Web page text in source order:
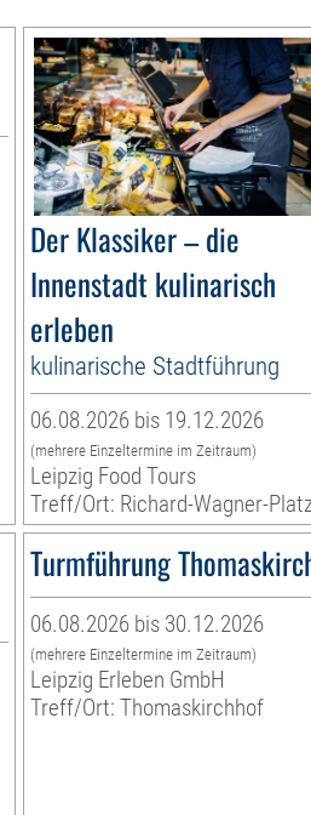
Der Klassiker – die
Innenstadt kulinarisch
erleben
kulinarische Stadtführung
06.08.2026 bis 19.12.2026
(mehrere Einzeltermine im Zeitraum)
Leipzig Food Tours
Treff/Ort: Richard-Wagner-
Turmführung
06.08.2026 bis 30.12.2026
(mehrere Einzeltermine im Zeitraum)
Leipzig Erleben GmbH
Treff/Ort: Thomaskirchhof